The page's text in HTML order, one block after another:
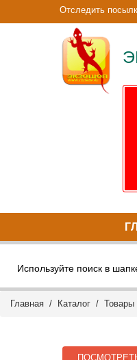
Отследить
Используйте поиск в
Главная / Каталог / Товары